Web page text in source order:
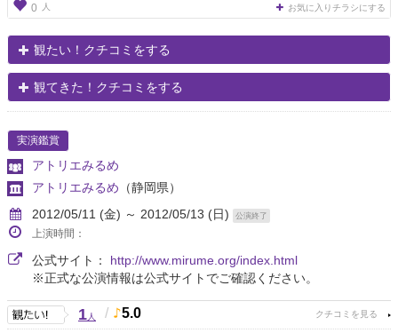
0 人 お気に入りチラシにする
観たい！クチコミをする
観てきた！クチコミをする
実演鑑賞
アトリエみるめ
アトリエみるめ （静岡県）
2012/05/11 (金) ～ 2012/05/13 (日)
公演終了
上演時間：
公式サイト： http://www.mirume.org/index.html
※正式な公演情報は公式サイトでご確認ください。
1人 / 5.0